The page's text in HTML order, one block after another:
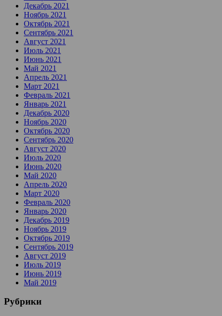
Декабрь 2021
Ноябрь 2021
Октябрь 2021
Сентябрь 2021
Август 2021
Июль 2021
Июнь 2021
Май 2021
Апрель 2021
Март 2021
Февраль 2021
Январь 2021
Декабрь 2020
Ноябрь 2020
Октябрь 2020
Сентябрь 2020
Август 2020
Июль 2020
Июнь 2020
Май 2020
Апрель 2020
Март 2020
Февраль 2020
Январь 2020
Декабрь 2019
Ноябрь 2019
Октябрь 2019
Сентябрь 2019
Август 2019
Июль 2019
Июнь 2019
Май 2019
Рубрики